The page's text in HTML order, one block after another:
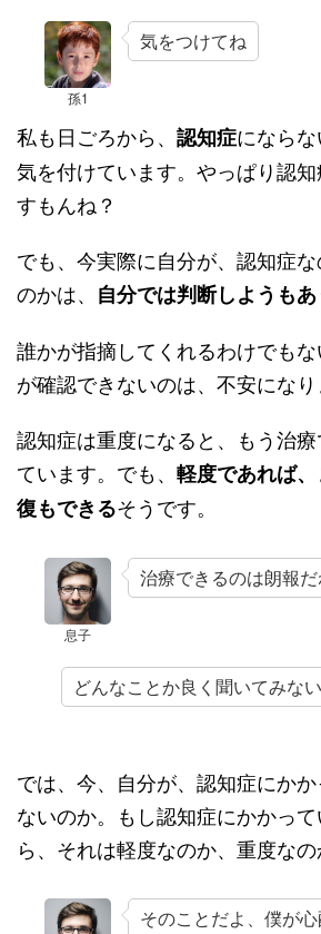
孫1
気をつけてね
私も日ごろから、 認知症になら
気を付けています。やっぱり認
すもんね？
でも、今実際に自分が、認知症
のかは、 自分では判断しようも
誰かが指摘してくれるわけでも
が確認できないのは、不安になり
認知症は重度になると、もう治
ています。でも、 軽度であれば
復もできるそうです。
息子
治療できるのは朗報
どんなことか良く聞いてみな
では、今、自分が、認知症にか
ないのか。もし認知症にかかっ
ら、それは軽度なのか、重度なの
そのことだよ、僕が